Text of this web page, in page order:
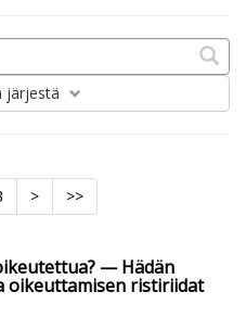
järjestä
> >>
— Hädän
oikeuttamisen ristiriidat